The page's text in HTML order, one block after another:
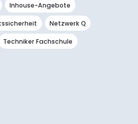
Inhouse-Angebote
Netzwerk Q
Techniker Fachschule